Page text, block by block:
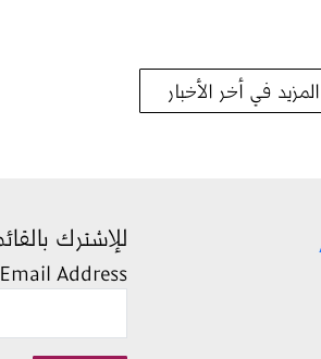
المزيد في أخر الأخبار
للإشترك
Email Address